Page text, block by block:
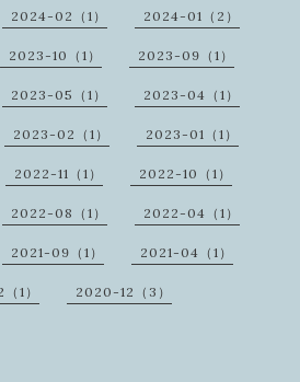
2024-02（1） 2024-01（2）
2023-10（1） 2023-09（1）
2023-05（1） 2023-04（1）
2023-02（1） 2023-01（1）
2022-11（1） 2022-10（1）
2022-08（1） 2022-04（1）
2021-09（1） 2021-04（1）
1） 2020-12（3）